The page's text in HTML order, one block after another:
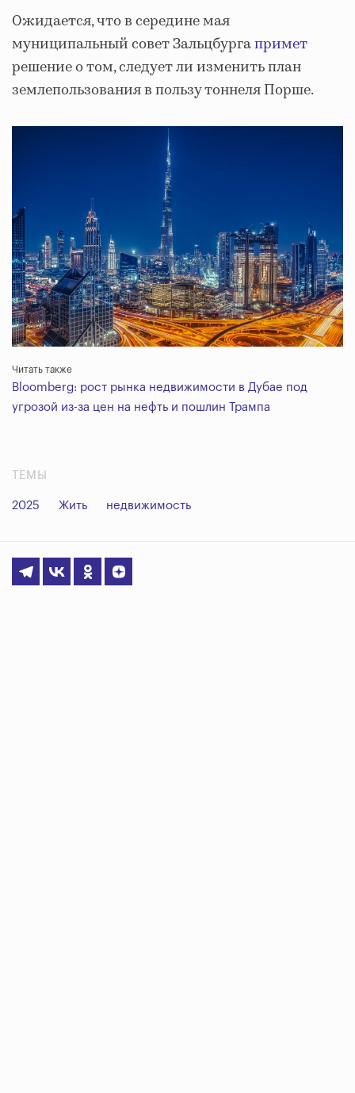
Ожидается, что в середине мая
муниципальный совет Зальцбургапримет
решение о том, следует ли изменить план
землепользования в пользу тоннеля Порше.
Читать также
Bloomberg: рост рынка недвижимости в Дубае под
угрозой из-за цен на нефть и пошлин Трампа
ТЕМЫ
2025 Жить недвижимость